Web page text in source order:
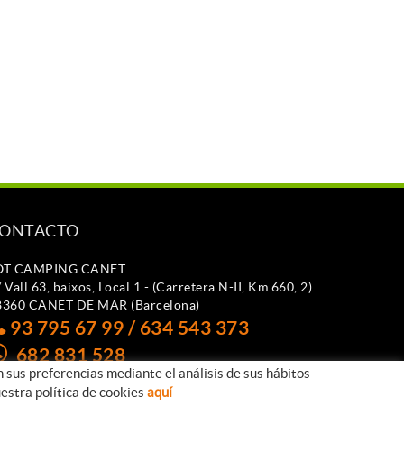
CAMPING CANET
Vall 63, baixos, Local 1 - (Carretera N-II, Km 660, 2)
CANET DE MAR (Barcelona)
93 795 67 99 / 634 543 373
682 831 528
preferencias mediante el análisis de sus hábitos
política de cookies aquí